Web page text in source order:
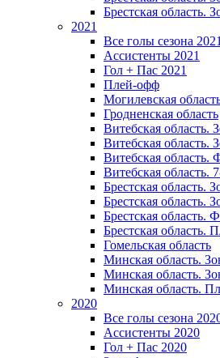
Брестская область.
2021
Все голы сезона 2021
Ассистенты 2021
Гол + Пас 2021
Плей-офф
Могилевская
Гродненская область
Витебская область.
Витебская область.
Витебская область.
Витебская область.
Брестская область.
Брестская область.
Брестская область.
Брестская область.
Гомельская область
Минская область.
Минская область.
Минская область.
2020
Все голы сезона
Ассистенты 2020
Гол + Пас 2020